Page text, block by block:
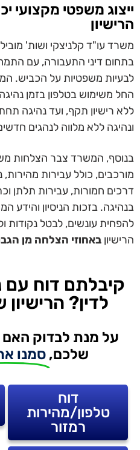
ייצוג משפטי מקצועי
הרישיון
משרד עו"ד קלניצקי ושות'
בתחום דיני התעבורה, עם
לבעיות משפטיות על הכביש.
החל משימוש בטלפון בזמן
ללא רישיון תקף, ועד נהיגה
ונהיגה ללא מלווה לנהגים
בנוסף, המשרד צבר הצלחות
מורכבים, כולל עבירות
דרכים חמורות, עבירות תלתן
בנהיגה. בזכות הניסיון
להפחית עונשים, לבטל נקודות
הרישיון באחוזי הצלחה מן
קיבלתם דוח עם
לדין?
על מנת לבדוק
שלכם, סמנו
דוח
טלפון/מהירות
רמזור